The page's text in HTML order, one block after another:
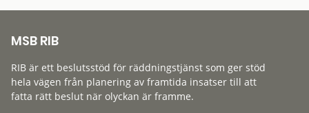
MSB RIB
RIB är ett beslutsstöd för räddningstjänst som ger stöd
hela vägen från planering av framtida insatser till att
fatta rätt beslut när olyckan är framme.